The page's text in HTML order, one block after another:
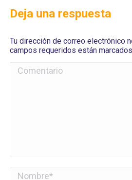
Deja una respuesta
Tu dirección de correo electrónico
campos requeridos están marcados
Comentario
Nombre *